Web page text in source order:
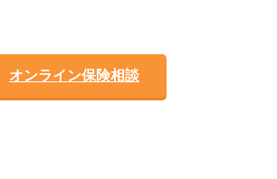
オンライン保険相談